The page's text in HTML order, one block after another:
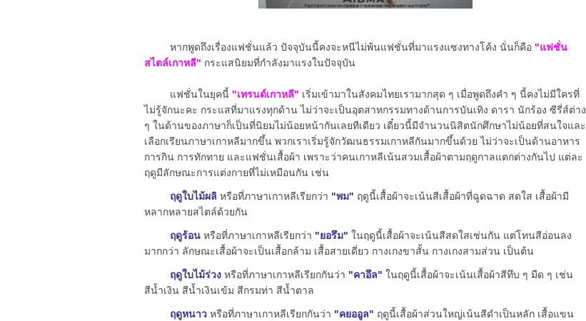
หากพูดถึงเรื่องแฟชั่นแล้ว ปัจจุบันนี้คงจะหนีไม่พ้นแฟชั่นที่มาแรงแซงทางโค้ง นั่นก็คือ "แฟชั่น
สไตล์เกาหลี" กระแสนิยมที่กำลังมาแรงในปัจจุบัน
แฟชั่นในยุคนี้ "เทรนด์เกาหลี" เริ่มเข้ามาในสังคมไทยเรามากสุด ๆ เมื่อพูดถึงคำ ๆ นี้คงไม่มีใครที่
ไม่รู้จักนะคะ กระแสที่มาแรงทุกด้าน ไม่ว่าจะเป็นอุตสาหกรรมทางด้านการบันเทิง ดารา นักร้อง ซีรี่ส์ต่าง
ๆ ในด้านของภาษาก็เป็นที่นิยมไม่น้อยหน้ากันเลยทีเดียว เดี๋ยวนี้มีจำนวนนิสิตนักศึกษาไม่น้อยที่สนใจและ
เลือกเรียนภาษาเกาหลีมากขึ้น พวกเราเริ่มรู้จักวัฒนธรรมเกาหลีกันมากขึ้นด้วย ไม่ว่าจะเป็นด้านอาหาร
การกิน การทักทาย และแฟชั่นเสื้อผ้า เพราะว่าคนเกาหลีเน้นสวมเสื้อผ้าตามฤดูกาลแตกต่างกันไป แต่ละ
ฤดูมีลักษณะการแต่งกายที่ไม่เหมือนกัน เช่น
ฤดูใบไม้ผลิ หรือที่ภาษาเกาหลีเรียกว่า "พม" ฤดูนี้เสื้อผ้าจะเน้นสีเสื้อผ้าที่ฉูดฉาด สดใส เสื้อผ้ามี
หลากหลายสไตล์ด้วยกัน
ฤดูร้อน หรือที่ภาษาเกาหลีเรียกว่า "ยอรึม" ในฤดูนี้เสื้อผ้าจะเน้นสีสดใสเช่นกัน แต่โทนสีอ่อนลง
มากกว่า ลักษณะเสื้อผ้าจะเป็นเสื้อกล้าม เสื้อสายเดี่ยว กางเกงขาสั้น กางเกงสามส่วน เป็นต้น
ฤดูใบไม้ร่วง หรือที่ภาษาเกาหลีเรียกกันว่า "คาอึล" ในฤดูนี้เสื้อผ้าจะเน้นเสื้อผ้าสีทึบ ๆ มืด ๆ เช่น
สีน้ำเงิน สีน้ำเงินเข้ม สีกรมท่า สีน้ำตาล
ฤดูหนาว หรือที่ภาษาเกาหลีเรียกกันว่า "คยออูล" ฤดูนี้เสื้อผ้าส่วนใหญ่เน้นสีดำเป็นหลัก เสื้อแขน